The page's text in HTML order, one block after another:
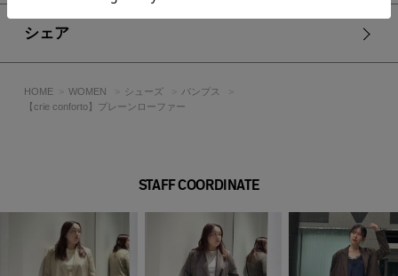
シェア
HOME WOMEN シューズ
パンプス
【crie conforto】プレーンローファー
STAFF COORDINATE